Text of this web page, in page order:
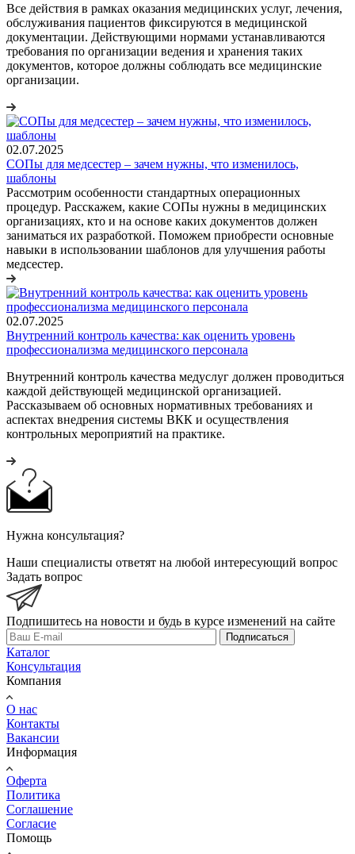
Все действия в рамках оказания медицинских услуг, лечения,
обслуживания пациентов фиксируются в медицинской
документации. Действующими нормами устанавливаются
требования по организации ведения и хранения таких
документов, которое должны соблюдать все медицинские
организации.
02.07.2025
СОПы для медсестер – зачем нужны, что изменилось,
шаблоны
Рассмотрим особенности стандартных операционных
процедур. Расскажем, какие СОПы нужны в медицинских
организациях, кто и на основе каких документов должен
заниматься их разработкой. Поможем приобрести основные
навыки в использовании шаблонов для улучшения работы
медсестер.
02.07.2025
Внутренний контроль качества: как оценить уровень
профессионализма медицинского персонала
Внутренний контроль качества медуслуг должен проводиться
каждой действующей медицинской организацией.
Рассказываем об основных нормативных требованиях и
аспектах внедрения системы ВКК и осуществления
контрольных мероприятий на практике.
Нужна консультация?
Наши специалисты ответят на любой интересующий вопрос
Задать вопрос
Подпишитесь на новости и будь в курсе изменений на сайте
Подписаться
Каталог
Консультация
Компания
О нас
Контакты
Вакансии
Информация
Оферта
Политика
Соглашение
Согласие
Помощь